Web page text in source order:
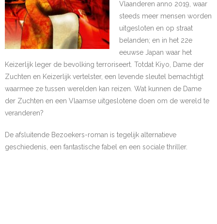
Vlaanderen anno 2019, waar
steeds meer mensen worden
uitgesloten en op straat
belanden; en in het 22e
eeuwse Japan waar het
Keizerlijk leger de bevolking terroriseert. Totdat Kiyo, Dame der
Zuchten en Keizerlijk vertelster, een levende sleutel bemachtigt
waarmee ze tussen werelden kan reizen. Wat kunnen de Dame
der Zuchten en een Vlaamse uitgeslotene doen om de wereld te
veranderen?
De afsluitende Bezoekers-roman is tegelijk alternatieve
geschiedenis, een fantastische fabel en een sociale thriller.